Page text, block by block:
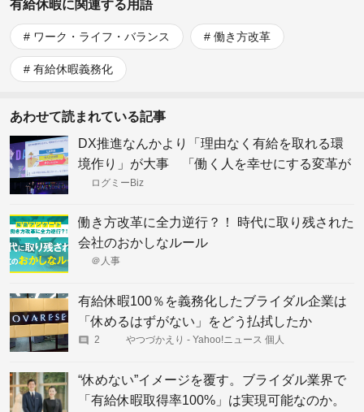
有給休暇に関連する用語
ワーク・ライフ・バランス 働き方改革
有給休暇義務化
あわせて読まれている記事
DX推進なんかより「理由なく有給を取れる環
境作り」が大事 「働く人を幸せにする変革が
最優先」と語る、サイボウズの事例
ログミーBiz
働き方改革に全力逆行？！ 時代に取り残された
会社のおかしなルール
＠人事
有給休暇100％を義務化したブライダル企業は
「休めるはずがない」をどう払拭したか
2 やつづかえり - Yahoo!ニュース 個人
“休めない”イメージを覆す。ブライダル業界で
「有給休暇取得率100%」は実現可能なのか。